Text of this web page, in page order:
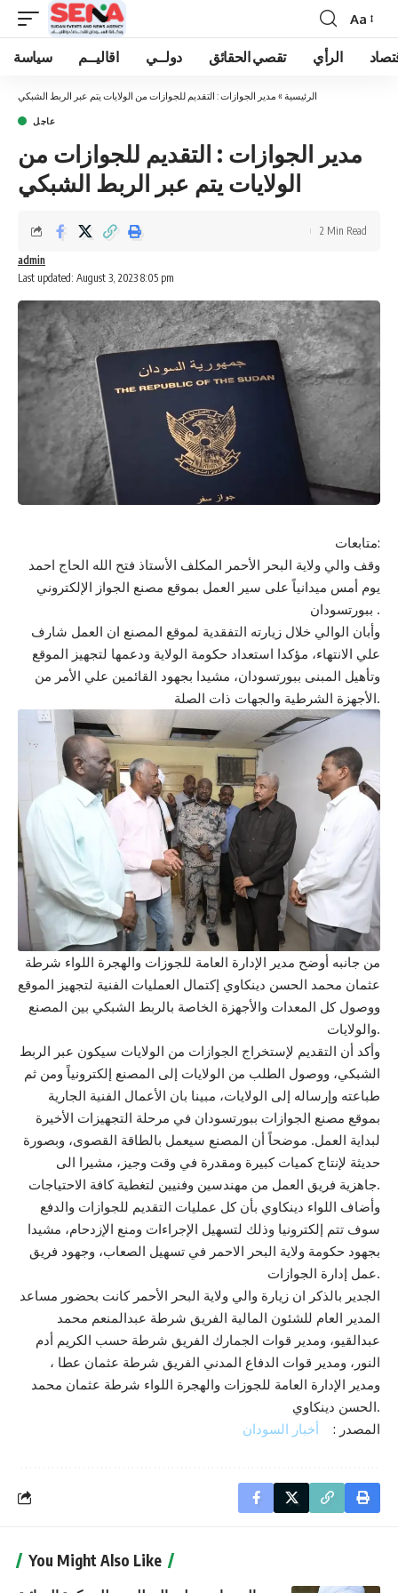
Font
Resizer
Aa
سياسة اقاليــم دولــي تقصي الحقائق الرأي
الرئيسية » مدير الجوازات : التقديم للجوازات من الولايات يتم عبر الربط الشبكي
عاجل
مدير الجوازات : التقديم للجوازات من
الولايات يتم عبر الربط الشبكي
Last updated: August 3, 2023 8:05 pm
admin
2 Min Read
متابعات:
وقف والي ولاية البحر الأحمر المكلف الأستاذ فتح الله الحاج احمد
يوم أمس ميدانياً على سير العمل بموقع مصنع الجواز الإلكتروني
ببورتسودان .
وأبان الوالي خلال زيارته التفقدية لموقع المصنع ان العمل شارف
علي الانتهاء، مؤكدا استعداد حكومة الولاية ودعمها لتجهيز الموقع
وتأهيل المبنى ببورتسودان، مشيدا بجهود القائمين علي الأمر من
الأجهزة الشرطية والجهات ذات الصلة.
من جانبه أوضح مدير الإدارة العامة للجوزات والهجرة اللواء شرطة
عثمان محمد الحسن دينكاوي إكتمال العمليات الفنية لتجهيز الموقع
ووصول كل المعدات والأجهزة الخاصة بالربط الشبكي بين المصنع
والولايات.
وأكد أن التقديم لإستخراج الجوازات من الولايات سيكون عبر الربط
الشبكي، ووصول الطلب من الولايات إلى المصنع إلكترونياً ومن ثم
طباعته وإرساله إلى الولايات، مبينا بان الأعمال الفنية الجارية
بموقع مصنع الجوازات ببورتسودان في مرحلة التجهيزات الأخيرة
لبداية العمل. موضحاً أن المصنع سيعمل بالطاقة القصوى، وبصورة
حديثة لإنتاج كميات كبيرة ومقدرة في وقت وجيز، مشيرا الى
جاهزية فريق العمل من مهندسين وفنيين لتغطية كافة الاحتياجات.
وأضاف اللواء دينكاوي بأن كل عمليات التقديم للجوازات والدفع
سوف تتم إلكترونيا وذلك لتسهيل الإجراءات ومنع الإزدحام، مشيدا
بجهود حكومة ولاية البحر الاحمر في تسهيل الصعاب، وجهود فريق
عمل إدارة الجوازات.
الجدير بالذكر ان زيارة والي ولاية البحر الأحمر كانت بحضور مساعد
المدير العام للشئون المالية الفريق شرطة عبدالمنعم محمد
عبدالقيو، ومدير قوات الجمارك الفريق شرطة حسب الكريم أدم
النور، ومدير قوات الدفاع المدني الفريق شرطة عثمان عطا ،
ومدير الإدارة العامة للجوزات والهجرة اللواء شرطة عثمان محمد
الحسن دينكاوي.
المصدر :
أخبار السودان
You Might Also Like